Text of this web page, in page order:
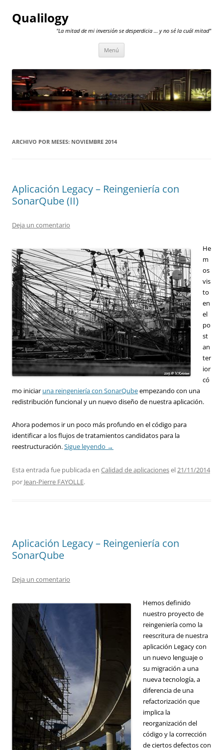
Qualilogy
"La mitad de mi inversión se desperdicia … y no sé la cuál mitad"
Menú
ARCHIVO POR MESES: NOVIEMBRE 2014
Aplicación Legacy – Reingeniería con
SonarQube (II)
Deja un comentario
He
m
os
vis
to
en
el
po
st
an
ter
ior
có
mo iniciar una reingeniería con SonarQubeempezando con una
redistribución funcional y un nuevo diseño de nuestra aplicación.
Ahora podemos ir un poco más profundo en el código para
identificar a los flujos de tratamientos candidatos para la
reestructuración.Sigue leyendo →
Esta entrada fue publicada en Calidad de aplicacionesel21/11/2014
por Jean-Pierre FAYOLLE.
Aplicación Legacy – Reingeniería con
SonarQube
Deja un comentario
Hemos definido
nuestro proyecto de
reingeniería como la
reescritura de nuestra
aplicación Legacy con
un nuevo lenguaje o
su migración a una
nueva tecnología, a
diferencia de una
refactorización que
implica la
reorganización del
código y la corrección
de ciertos defectos con